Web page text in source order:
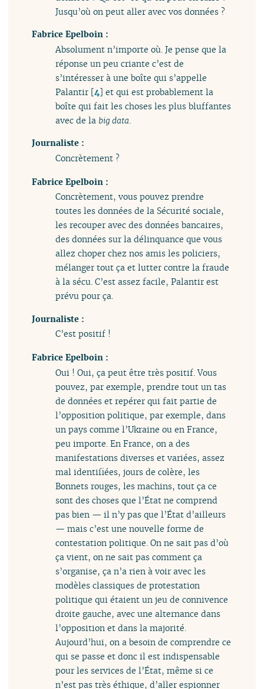
Jusqu’où on peut aller avec vos données ?
Fabrice Epelboin :
Absolument n’importe où. Je pense que la
réponse un peu criante c’est de
s’intéresser à une boîte qui s’appelle
Palantir [4] et qui est probablement la
boîte qui fait les choses les plus bluffantes
avec de la big data.
Journaliste :
Concrètement ?
Fabrice Epelboin :
Concrètement, vous pouvez prendre
toutes les données de la Sécurité sociale,
les recouper avec des données bancaires,
des données sur la délinquance que vous
allez choper chez nos amis les policiers,
mélanger tout ça et lutter contre la fraude
à la sécu. C’est assez facile, Palantir est
prévu pour ça.
Journaliste :
C’est positif !
Fabrice Epelboin :
Oui ! Oui, ça peut être très positif. Vous
pouvez, par exemple, prendre tout un tas
de données et repérer qui fait partie de
l’opposition politique, par exemple, dans
un pays comme l’Ukraine ou en France,
peu importe. En France, on a des
manifestations diverses et variées, assez
mal identifiées, jours de colère, les
Bonnets rouges, les machins, tout ça ce
sont des choses que l’État ne comprend
pas bien — il n’y pas que l’État d’ailleurs
— mais c’est une nouvelle forme de
contestation politique. On ne sait pas d’où
ça vient, on ne sait pas comment ça
s’organise, ça n’a rien à voir avec les
modèles classiques de protestation
politique qui étaient un jeu de connivence
droite gauche, avec une alternance dans
l’opposition et dans la majorité.
Aujourd’hui, on a besoin de comprendre ce
qui se passe et donc il est indispensable
pour les services de l’État, même si ce
n’est pas très éthique, d’aller espionner